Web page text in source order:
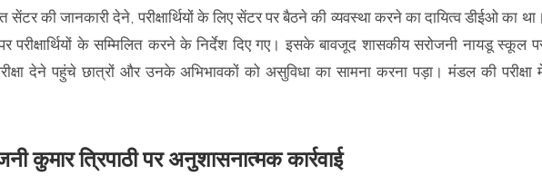
सेंटर की जानकारी देने, परीक्षार्थियों के लिए सेंटर पर बैठने की व्यवस्था करने का दायित्व डीईओ का
पर परीक्षार्थियों के सम्मिलित करने के निर्देश दिए गए। इसके बावजूद शासकीय सरोजनी नायडू स्कूल
देने पहुंचे छात्रों और उनके अभिभावकों को असुविधा का सामना करना पड़ा। मंडल की परीक्षा
कुमार त्रिपाठी पर अनुशासनात्मक कार्रवाई